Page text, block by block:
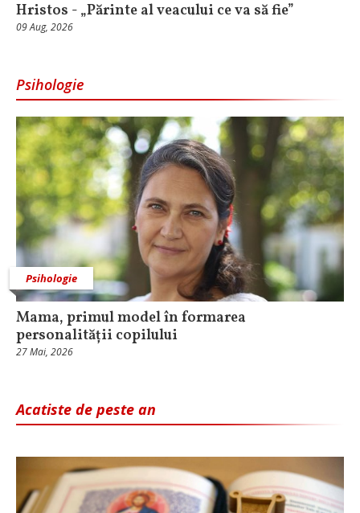
Hristos - „Părinte al veacului ce va să fie”
09 Aug, 2026
Psihologie
Psihologie
Mama, primul model în formarea
personalității copilului
27 Mai, 2026
Acatiste de peste an